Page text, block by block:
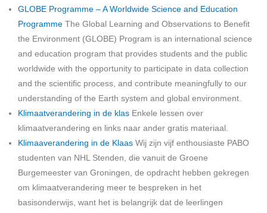
GLOBE Programme – A Worldwide Science and Education
Programme The Global Learning and Observations to Benefit
the Environment (GLOBE) Program is an international science
and education program that provides students and the public
worldwide with the opportunity to participate in data collection
and the scientific process, and contribute meaningfully to our
understanding of the Earth system and global environment.
Klimaatverandering in de klas Enkele lessen over
klimaatverandering en links naar ander gratis materiaal.
Klimaaverandering in de Klaas Wij zijn vijf enthousiaste PABO
studenten van NHL Stenden, die vanuit de Groene
Burgemeester van Groningen, de opdracht hebben gekregen
om klimaatverandering meer te bespreken in het
basisonderwijs, want het is belangrijk dat de leerlingen